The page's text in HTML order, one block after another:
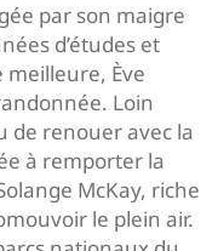
par son maigre
d’études et
meilleure, Ève
Loin
de renouer avec la
à remporter la
McKay, riche
le plein air.